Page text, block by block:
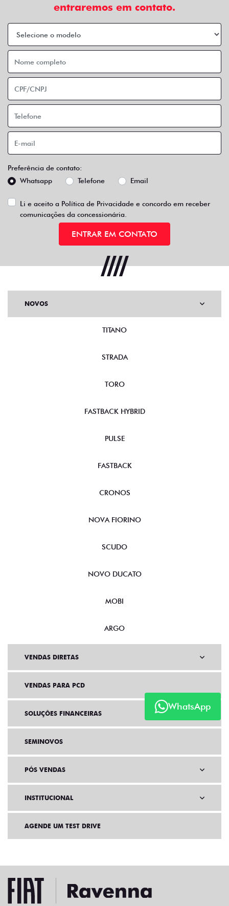
entraremos em contato.
Preferência de contato:
Whatsapp
Telefone Email
Li e aceito a Política de Privacidade e concordo em receber
comunicações da concessionária.
ENTRAR EM CONTATO
WhatsApp
NOVOS
TITANO
STRADA
TORO
FASTBACK HYBRID
PULSE
FASTBACK
CRONOS
NOVA FIORINO
SCUDO
NOVO DUCATO
MOBI
ARGO
VENDAS DIRETAS
VENDAS PARA PCD
SOLUÇÕES FINANCEIRAS
SEMINOVOS
PÓS VENDAS
INSTITUCIONAL
AGENDE UM TEST DRIVE